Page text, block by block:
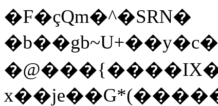
�F�çQm�^�SRN�